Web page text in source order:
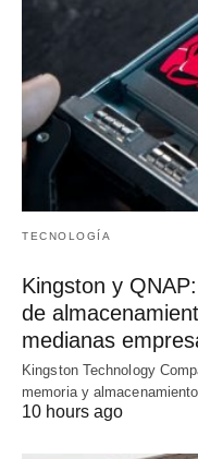
TECNOLOGÍA
Kingston y
de
medianas
Kingston Technology
memoria y
10 hours ago